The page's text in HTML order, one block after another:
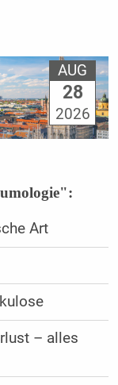
AUG
28
2026
Art
– alles